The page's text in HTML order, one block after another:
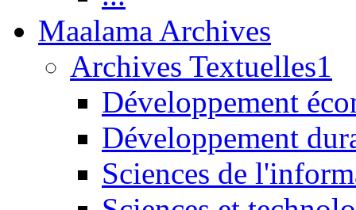
Maalama Archives
Archives Textuelles1
Développement
Développement
Sciences de